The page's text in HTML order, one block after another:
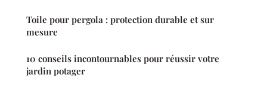
Toile pour pergola : protection durable et sur
mesure
10 conseils incontournables pour réussir votre
jardin potager